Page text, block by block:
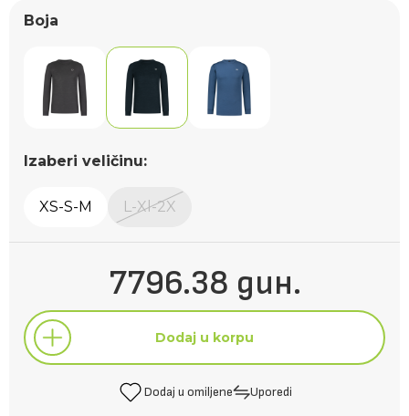
Boja
Izaberi veličinu:
XS-S-M L-Xl-2X
7796.38 дин.
Dodaj u korpu
Dodaj u omiljene Uporedi